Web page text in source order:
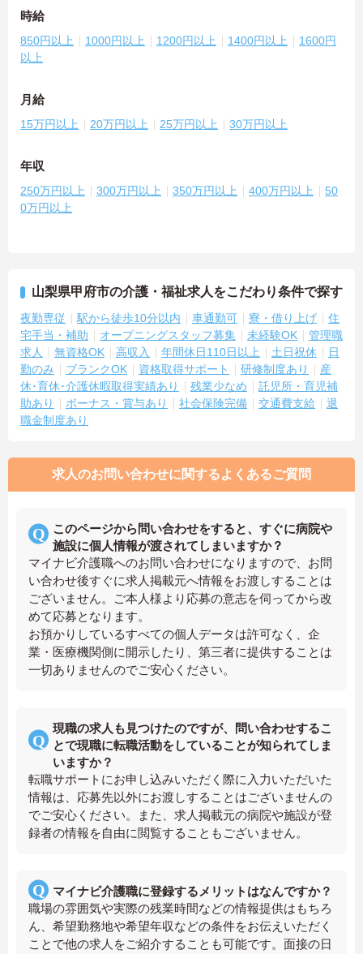
時給
850円以上 1000円以上 1200円以上 1400円以上
1600円
以上
月給
15万円以上 20万円以上 25万円以上 30万円以上
年収
250万円以上 300万円以上 350万円以上 400万円以上
50
0万円以上
山梨県甲府市の介護・福祉求人をこだわり条件で探す
夜勤専従 駅から徒歩10分以内 車通勤可 寮・借り上げ
住
宅手当・補助
オープニングスタッフ募集 未経験OK
管理職
求人
無資格OK 高収入 年間休日110日以上 土日祝休
日
勤のみ
ブランクOK 資格取得サポート 研修制度あり
産
休･育休･介護休暇取得実績あり
残業少なめ
託児所・育児補
助あり
ボーナス・賞与あり 社会保険完備 交通費支給
退
職金制度あり
求人のお問い合わせに関するよくあるご質問
このページから問い合わせをすると、すぐに病院や
施設に個人情報が渡されてしまいますか？
マイナビ介護職へのお問い合わせになりますので、お問
い合わせ後すぐに求人掲載元へ情報をお渡しすることは
ございません。ご本人様より応募の意志を伺ってから改
めて応募となります。
お預かりしているすべての個人データは許可なく、企
業・医療機関側に開示したり、第三者に提供することは
一切ありませんのでご安心ください。
現職の求人も見つけたのですが、問い合わせするこ
とで現職に転職活動をしていることが知られてしま
いますか？
転職サポートにお申し込みいただく際に入力いただいた
情報は、応募先以外にお渡しすることはございませんの
でご安心ください。また、求人掲載元の病院や施設が登
録者の情報を自由に閲覧することもございません。
マイナビ介護職に登録するメリットはなんですか？
職場の雰囲気や実際の残業時間などの情報提供はもちろ
ん、希望勤務地や希望年収などの条件をお伝えいただく
ことで他の求人をご紹介することも可能です。面接の日